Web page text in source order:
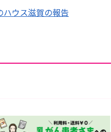
ハウス滋賀の報告